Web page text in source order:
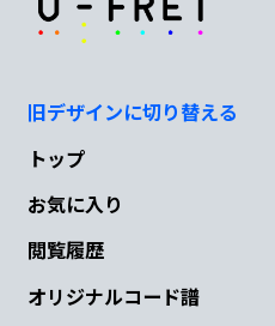
旧デザインに切り替える
トップ
お気に入り
閲覧履歴
オリジナルコード譜